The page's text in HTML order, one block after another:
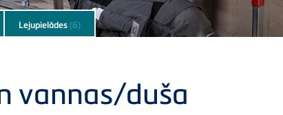
Lejupielādes (6)
vannas/duša